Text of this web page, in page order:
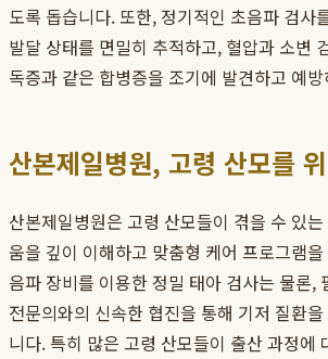
도록 돕습니다. 또한, 정기적인 초음파 검사
발달 상태를 면밀히 추적하고, 혈압과 소변
독증과 같은 합병증을 조기에 발견하고 예
산본제일병원, 고령 산모를
산본제일병원은 고령 산모들이 겪을 수 있
움을 깊이 이해하고 맞춤형 케어 프로그램
음파 장비를 이용한 정밀 태아 검사는 물론,
전문의와의 신속한 협진을 통해 기저 질환
니다. 특히 많은 고령 산모들이 출산 과정에